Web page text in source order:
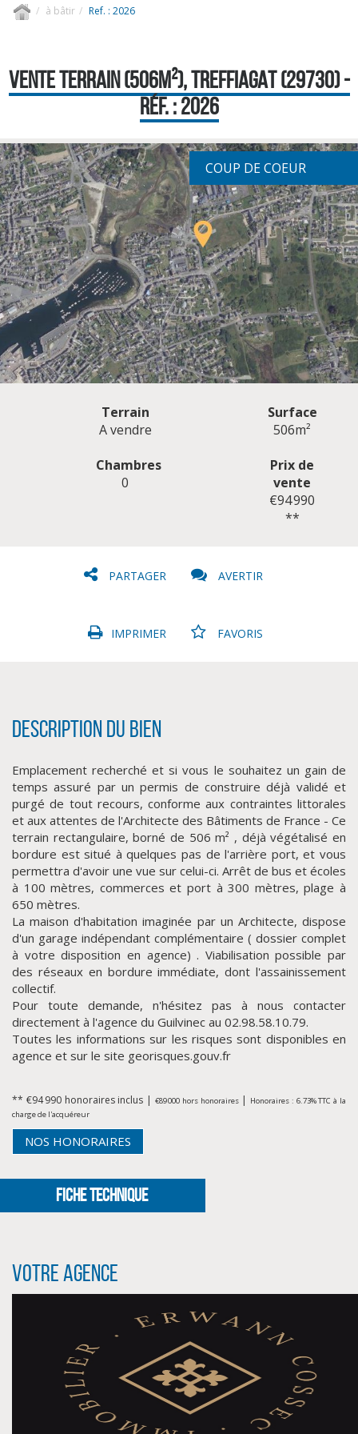
à bâtir Ref. : 2026
VENTE TERRAIN (506M²), TREFFIAGAT (29730) -
RÉF. : 2026
CLIQUER ICI POUR AGRANDIR
CLIQUER ICI POUR AGRANDIR
COUP DE COEUR
Terrain
A vendre
Surface
506m²
Chambres
0
Prix de
vente
€94 990
**
PARTAGER AVERTIR
IMPRIMER FAVORIS
Description du bien
Emplacement recherché et si vous le souhaitez un gain de
temps assuré par un permis de construire déjà validé et
purgé de tout recours, conforme aux contraintes littorales
et aux attentes de l'Architecte des Bâtiments de France - Ce
terrain rectangulaire, borné de 506 m² , déjà végétalisé en
bordure est situé à quelques pas de l'arrière port, et vous
permettra d'avoir une vue sur celui-ci. Arrêt de bus et écoles
à 100 mètres, commerces et port à 300 mètres, plage à
650 mètres.
La maison d'habitation imaginée par un Architecte, dispose
d'un garage indépendant complémentaire ( dossier complet
à votre disposition en agence) . Viabilisation possible par
des réseaux en bordure immédiate, dont l'assainissement
collectif.
Pour toute demande, n'hésitez pas à nous contacter
directement à l'agence du Guilvinec au 02.98.58.10.79.
Toutes les informations sur les risques sont disponibles en
agence et sur le site georisques.gouv.fr
** €94 990 honoraires inclus | €89 000 hors honoraires|
Honoraires : 6.73% TTC à la
charge de l'acquéreur
NOS HONORAIRES
FICHE TECHNIQUE
Votre agence